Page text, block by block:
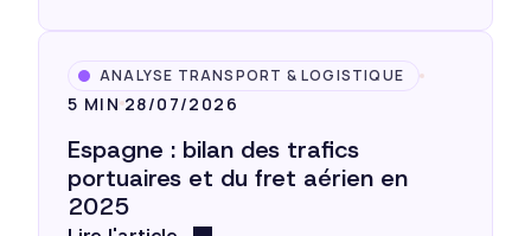
ANALYSE TRANSPORT & LOGISTIQUE
5 MIN 28/07/2026
Espagne : bilan des trafics
portuaires et du fret aérien en
2025